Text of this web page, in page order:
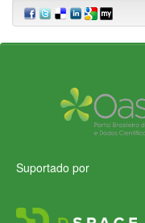
Suportado por